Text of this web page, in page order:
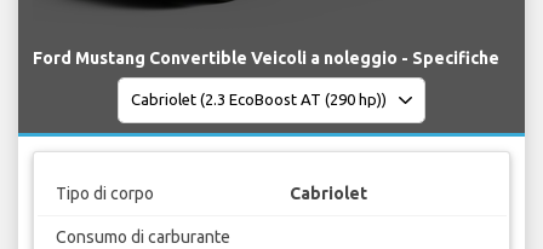
Ford Mustang Convertible Veicoli a noleggio - Specifiche
Tipo di corpo Cabriolet
Consumo di carburante